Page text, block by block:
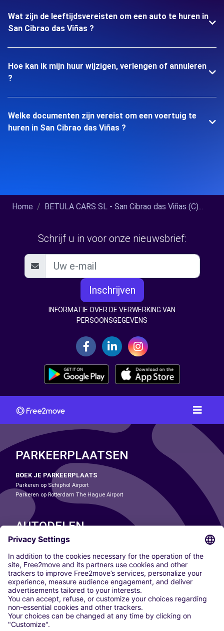
Wat zijn de leeftijdsvereisten om een auto te huren in
San Cibrao das Viñas ?
Hoe kan ik mijn huur wijzigen, verlengen of annuleren
?
Welke documenten zijn vereist om een voertuig te
huren in San Cibrao das Viñas ?
Home BETULA CARS SL - San Cibrao das Viñas (C)...
Schrijf u in voor onze nieuwsbrief:
Inschrijven
INFORMATIE OVER DE VERWERKING VAN
PERSOONSGEGEVENS
PARKEERPLAATSEN
BOEK JE PARKEERPLAATS
Parkeren op Schiphol Airport
Parkeren op Rotterdam The Hague Airport
AUTODELEN
ONZE STEDEN
Paris
Madrid
Washington DC
Milaan
Rome
Turijn
Wenen
Berlijn